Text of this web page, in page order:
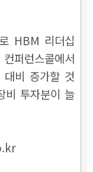
HBM 리더십
퍼런스콜에서
비 증가할 것
비 투자분이 늘